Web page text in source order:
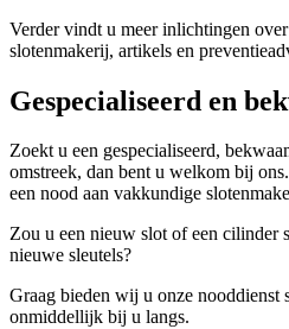
Verder vindt u meer inlichtingen
slotenmakerij, artikels en
Gespecialiseerd en
Zoekt u een gespecialiseerd,
omstreek, dan bent u welkom bij
een nood aan vakkundige
Zou u een nieuw slot of een cilinder
nieuwe sleutels?
Graag bieden wij u onze nooddienst
onmiddellijk bij u langs.